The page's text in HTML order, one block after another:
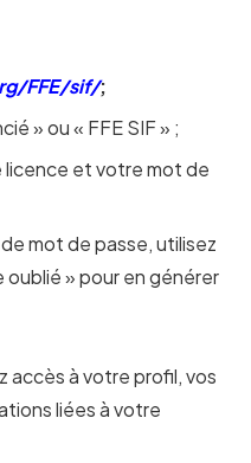
FFE/sif/;
» ou « FFE SIF » ;
licence et votre mot de
mot de passe, utilisez
» pour en générer
accès à votre profil, vos
liées à votre